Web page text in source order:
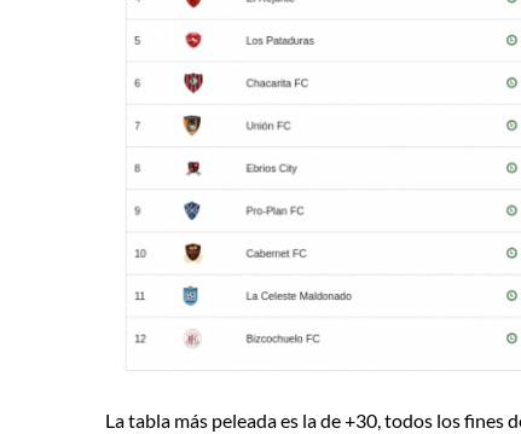
La tabla más peleada es la de +30, todos los fines